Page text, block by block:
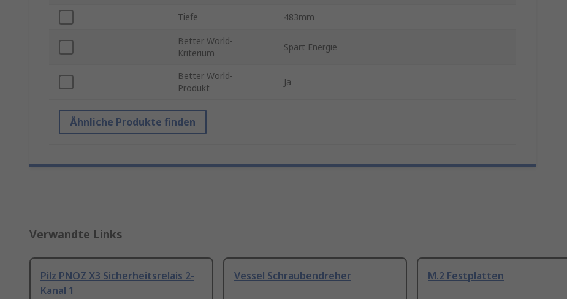
Tiefe 483mm
Better World-
Kriterium
Spart Energie
Better World-
Produkt
Ja
Ähnliche Produkte finden
Verwandte Links
Pilz PNOZ X3 Sicherheitsrelais 2-
Kanal 1
Vessel Schraubendreher M.2 Festplatten